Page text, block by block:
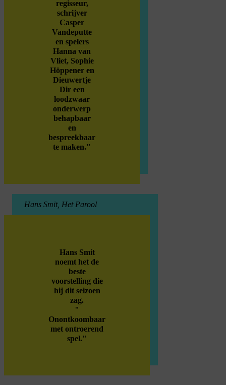
regisseur,
schrijver
Casper
Vandeputte
en spelers
Hanna van
Vliet, Sophie
Höppener en
Dieuwertje
Dir een
loodzwaar
onderwerp
behapbaar
en
bespreekbaar
te maken."
Hans Smit, Het Parool
Hans Smit
noemt het de
beste
voorstelling die
hij dit seizoen
zag.
"
Onontkoombaar
met ontroerend
spel."